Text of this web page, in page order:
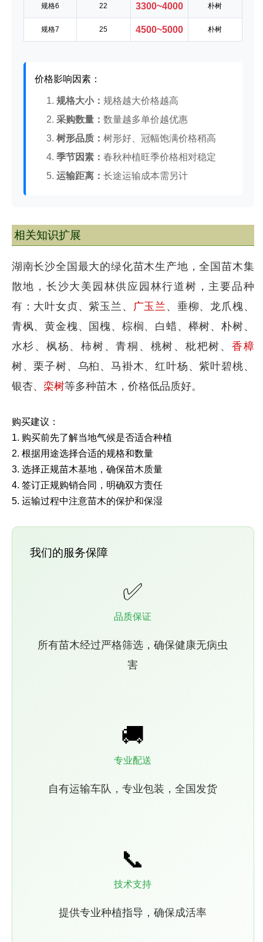
规格6 22 3300~4000 朴树
规格7 25 4500~5000 朴树
价格影响因素：
1. 规格大小： 规格越大价格越高
2. 采购数量： 数量越多单价越优惠
3. 树形品质： 树形好、冠幅饱满价格稍高
4. 季节因素： 春秋种植旺季价格相对稳定
5. 运输距离： 长途运输成本需另计
相关知识扩展
湖南长沙全国最大的绿化苗木生产地，全国苗木集
散地，长沙大美园林供应园林行道树，主要品种
有：大叶女贞、紫玉兰、
广玉兰 、垂柳、龙爪槐、
青枫、黄金槐、国槐、棕榈、白蜡、榉树、朴树、
水杉、枫杨、柿树、青桐、桃树、枇杷树、 香樟
树、栗子树、乌桕、马褂木、红叶杨、紫叶碧桃、
银杏、 栾树等多种苗木，价格低品质好。
购买建议：
1. 购买前先了解当地气候是否适合种植
2. 根据用途选择合适的规格和数量
3. 选择正规苗木基地，确保苗木质量
4. 签订正规购销合同，明确双方责任
5. 运输过程中注意苗木的保护和保湿
我们的服务保障
✅
品质保证
所有苗木经过严格筛选，确保健康无病虫
害
🚚
专业配送
自有运输车队，专业包装，全国发货
📞
技术支持
提供专业种植指导，确保成活率